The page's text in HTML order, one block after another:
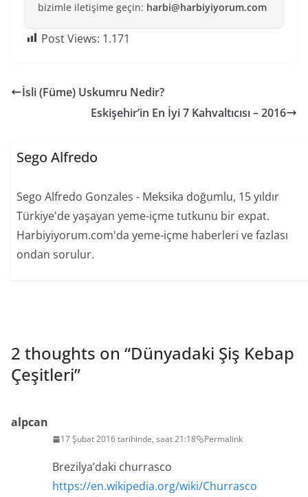
bizimle iletişime geçin: harbi@harbiyiyorum.com
Post Views: 1.171
İsli (Füme) Uskumru Nedir?
Eskişehir’in En İyi 7 Kahvaltıcısı – 2016
Sego Alfredo
Sego Alfredo Gonzales - Meksika doğumlu, 15 yıldır
Türkiye'de yaşayan yeme-içme tutkunu bir expat.
Harbiyiyorum.com'da yeme-içme haberleri ve fazlası
ondan sorulur.
2 thoughts on “Dünyadaki Şiş Kebap
Çeşitleri”
alpcan
17 Şubat 2016 tarihinde, saat 21:18 Permalink
Brezilya’daki churrasco
https://en.wikipedia.org/wiki/Churrasco